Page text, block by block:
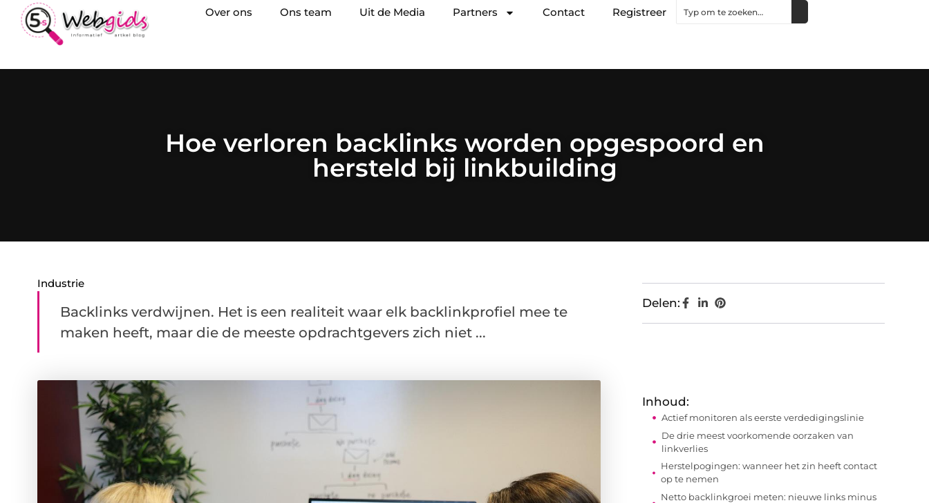
Over ons Ons team Uit de Media Partners Contact Registreer
Hoe verloren backlinks worden opgespoord en
hersteld bij linkbuilding
Industrie
Backlinks verdwijnen. Het is een realiteit waar elk backlinkprofiel mee te
maken heeft, maar die de meeste opdrachtgevers zich niet ...
Delen:
Inhoud:
Actief monitoren als eerste verdedigingslinie
De drie meest voorkomende oorzaken van
linkverlies
Herstelpogingen: wanneer het zin heeft contact
op te nemen
Netto backlinkgroei meten: nieuwe links minus